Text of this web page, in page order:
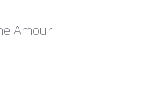
Amour